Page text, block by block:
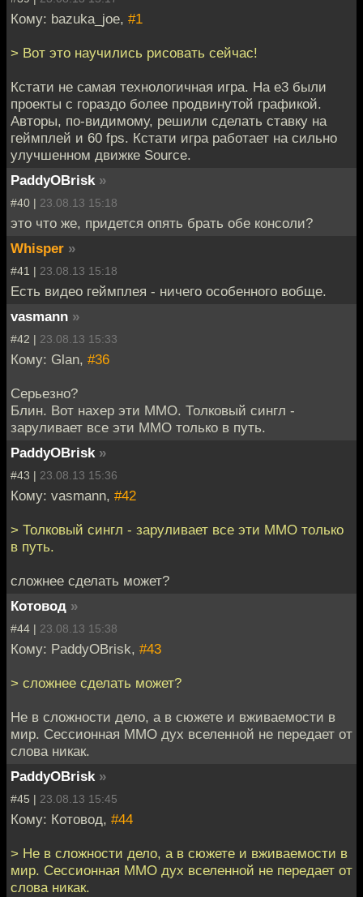
Кому: bazuka_joe, #1
> Вот это научились рисовать сейчас!
Кстати не самая технологичная игра. На е3 были
проекты с гораздо более продвинутой графикой.
Авторы, по-видимому, решили сделать ставку на
геймплей и 60 fps. Кстати игра работает на сильно
улучшенном движке Source.
PaddyOBrisk »
#40 | 23.08.13 15:18
это что же, придется опять брать обе консоли?
Whisper »
#41 | 23.08.13 15:18
Есть видео геймплея - ничего особенного вобще.
vasmann »
#42 | 23.08.13 15:33
Кому: Glan, #36
Серьезно?
Блин. Вот нахер эти ММО. Толковый сингл -
заруливает все эти ММО только в путь.
PaddyOBrisk »
#43 | 23.08.13 15:36
Кому: vasmann, #42
> Толковый сингл - заруливает все эти ММО только
в путь.
сложнее сделать может?
Котовод »
#44 | 23.08.13 15:38
Кому: PaddyOBrisk, #43
> сложнее сделать может?
Не в сложности дело, а в сюжете и вживаемости в
мир. Сессионная ММО дух вселенной не передает от
слова никак.
PaddyOBrisk »
#45 | 23.08.13 15:45
Кому: Котовод, #44
> Не в сложности дело, а в сюжете и вживаемости в
мир. Сессионная ММО дух вселенной не передает от
слова никак.